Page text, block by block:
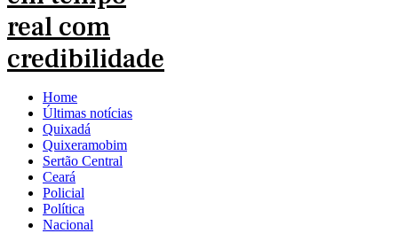
Home
Últimas notícias
Quixadá
Quixeramobim
Sertão Central
Ceará
Policial
Política
Nacional